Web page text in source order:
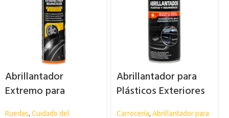
Abrillantador
Extremo para
Neumáticos SPSIL
Ruedas, Cuidado del
Abrillantador para
Plásticos Exteriores
Carrocería, Abrillantador para